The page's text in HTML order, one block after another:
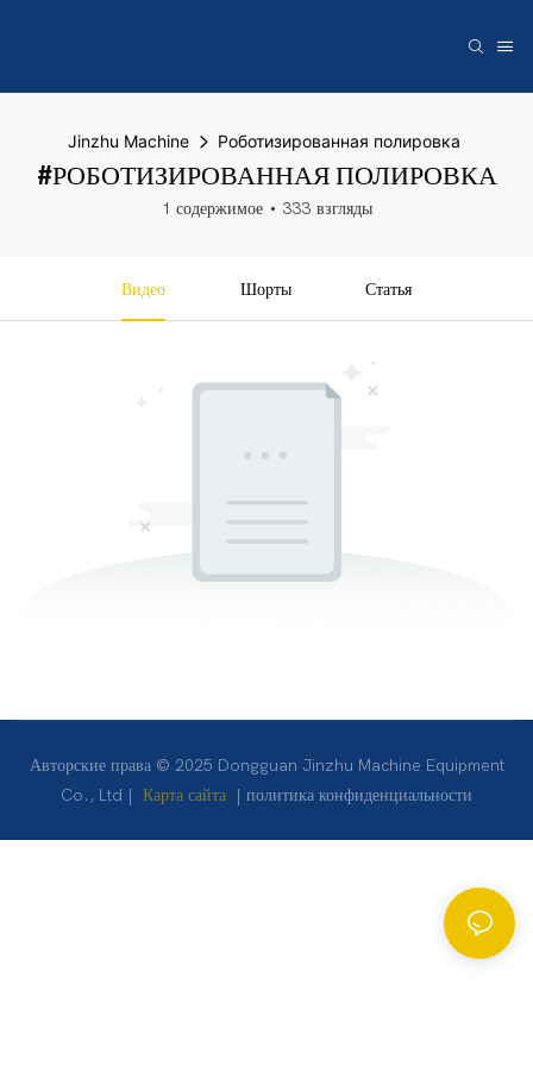
Jinzhu Machine Роботизированная полировка
#РОБОТИЗИРОВАННАЯ ПОЛИРОВКА
1 содержимое 333 взгляды
Видео Шорты Статья
Авторские права © 2025 Dongguan Jinzhu Machine Equipment
Co., Ltd | Карта сайта | политика конфиденциальности